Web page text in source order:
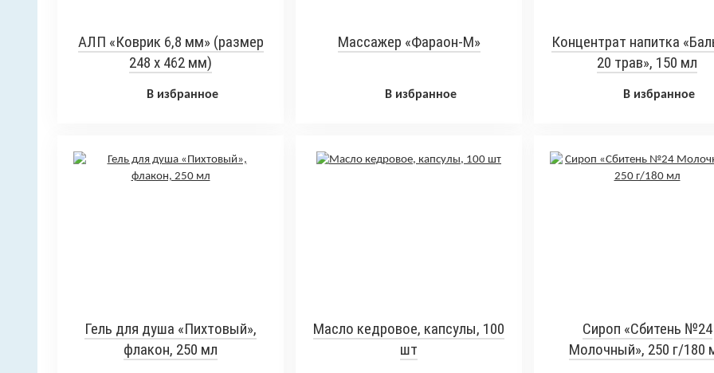
АЛП «Коврик 6,8 мм» (размер
248 х 462 мм)
В избранное
Массажер «Фараон-М»
В избранное
Концентрат напитка
20 трав», 150 мл
В избранное
Гель для душа «Пихтовый»,
флакон, 250 мл
Масло кедровое, капсулы, 100
шт
Сироп «Сбитень №24
Молочный», 250 г/180